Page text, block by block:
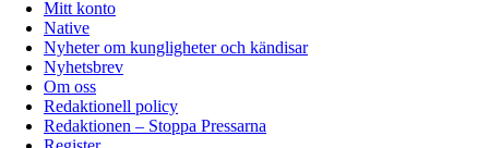
Mitt konto
Native
Nyheter om kungligheter och kändisar
Nyhetsbrev
Om oss
Redaktionell policy
Redaktionen – Stoppa Pressarna